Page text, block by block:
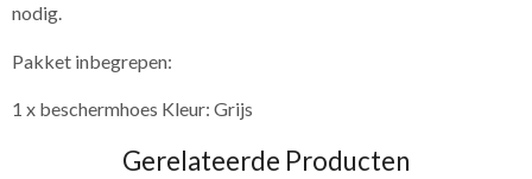
nodig.
Pakket inbegrepen:
1 x beschermhoes ​Kleur: Grijs
Gerelateerde Producten